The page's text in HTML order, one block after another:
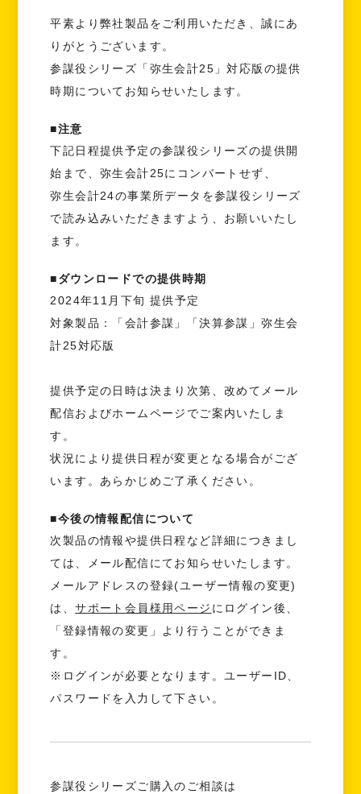
平素より弊社製品をご利用いただき、誠にあ
りがとうございます。
参謀役シリーズ「弥生会計25」対応版の提供
時期についてお知らせいたします。
■注意
下記日程提供予定の参謀役シリーズの提供開
始まで、弥生会計25にコンバートせず、
弥生会計24の事業所データを参謀役シリーズ
で読み込みいただきますよう、お願いいたし
ます。
■ダウンロードでの提供時期
2024年11月下旬 提供予定
対象製品：「会計参謀」「決算参謀」弥生会
計25対応版
提供予定の日時は決まり次第、改めてメール
配信およびホームページでご案内いたしま
す。
状況により提供日程が変更となる場合がござ
います。あらかじめご了承ください。
■今後の情報配信について
次製品の情報や提供日程など詳細につきまし
ては、メール配信にてお知らせいたします。
メールアドレスの登録(ユーザー情報の変更)
は、サポート会員様用ページ にログイン後、
「登録情報の変更」より行うことができま
す。
※ログインが必要となります。ユーザーID、
パスワードを入力して下さい。
参謀役シリーズご購入のご相談は